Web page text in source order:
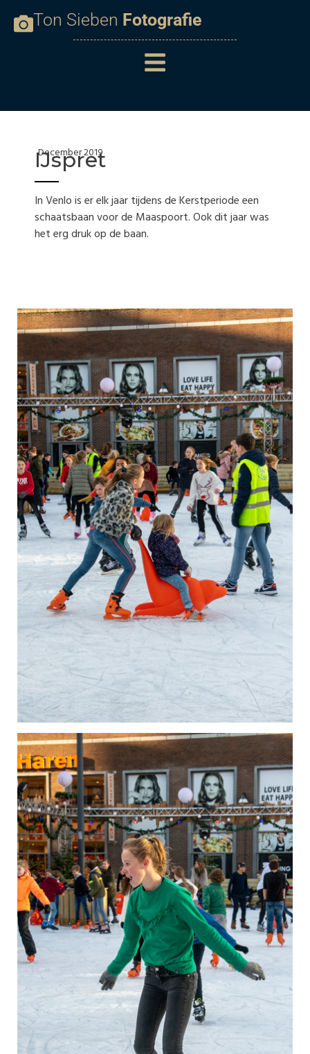
Ton Sieben Fotografie
December 2019
IJspret
In Venlo is er elk jaar tijdens de Kerstperiode een
schaatsbaan voor de Maaspoort. Ook dit jaar was
het erg druk op de baan.